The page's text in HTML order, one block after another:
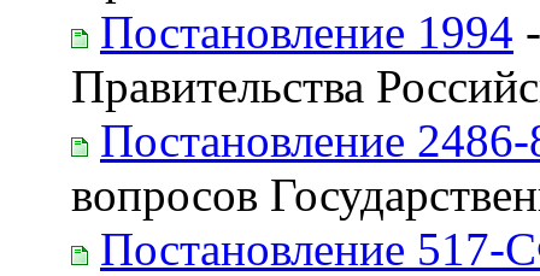
Постановление 1994
Правительства
Постановление
вопросов
Постановление 517-